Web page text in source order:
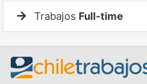
Trabajos Full-time